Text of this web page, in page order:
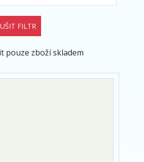
FILTR
pouze zboží skladem